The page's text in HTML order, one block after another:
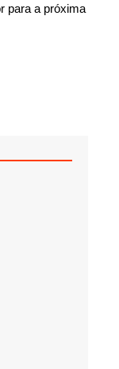
para a próxima